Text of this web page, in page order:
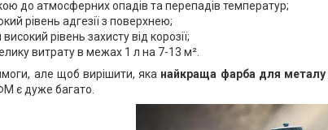
до атмосферних опадів та перепадів температур;
рівень адгезії з поверхнею;
рівень захисту від корозії;
витрату в межах 1 л на 7-13 м².
але щоб вирішити, яка найкраща фарба для металу
є дуже багато.